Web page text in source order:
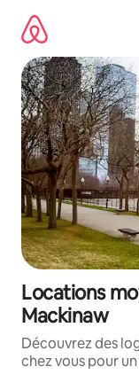
directement
contenu
Locations
Mackinaw
Découvrez des
chez vous pour